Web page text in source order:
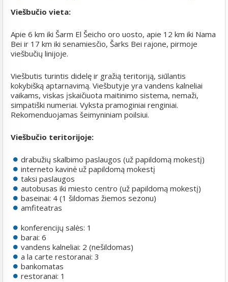
Viešbučio vieta:
Apie 6 km iki Šarm El Šeicho oro uosto, apie 12 km iki Nama
Bei ir 17 km iki senamiesčio, Šarks Bei rajone, pirmoje
viešbučių linijoje.
Viešbutis turintis didelę ir gražią teritoriją, siūlantis
kokybišką aptarnavimą. Viešbutyje yra vandens kalneliai
vaikams, viskas įskaičiuota maitinimo sistema, nemaži,
simpatiški numeriai. Vyksta pramoginiai renginiai.
Rekomenduojamas šeimyniniam poilsiui.
Viešbučio teritorijoje:
drabužių skalbimo paslaugos (už papildomą mokestį)
interneto kavinė už papildomą mokestį
taksi paslaugos
autobusas iki miesto centro (už papildomą mokestį)
baseinai: 4 (1 šildomas žiemos sezonu)
amfiteatras
konferencijų salės: 1
barai: 6
vandens kalneliai: 2 (nešildomas)
a la carte restoranai: 3
bankomatas
restoranai: 1